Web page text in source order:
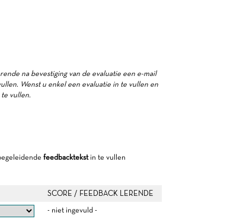
na bevestiging van de evaluatie een e-mail
Wenst u enkel een evaluatie in te vullen en
vullen.
feedbacktekstin te vullen
SCORE / FEEDBACK LERENDE
- niet ingevuld -